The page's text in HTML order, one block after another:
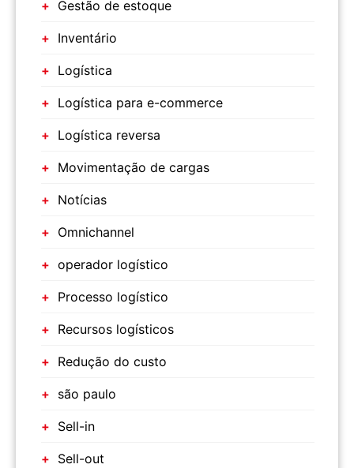
Gestão de estoque
Inventário
Logística
Logística para e-commerce
Logística reversa
Movimentação de cargas
Notícias
Omnichannel
operador logístico
Processo logístico
Recursos logísticos
Redução do custo
são paulo
Sell-in
Sell-out